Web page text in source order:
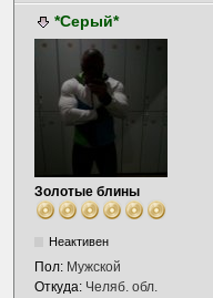
*Серый*
Золотые блины
Неактивен
Пол: Мужской
Откуда: Челяб. обл.